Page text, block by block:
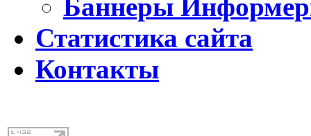
Баннеры
Статистика сайта
Контакты